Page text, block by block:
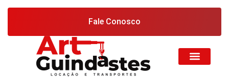
Fale Conosco